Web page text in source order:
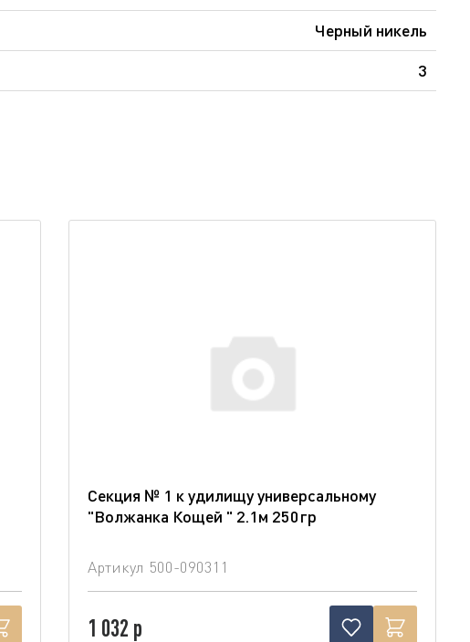
Черный никель
3
Секция № 1 к удилищу универсальному
"Волжанка Кощей " 2.1м 250гр
Артикул 500-090311
1 032 р